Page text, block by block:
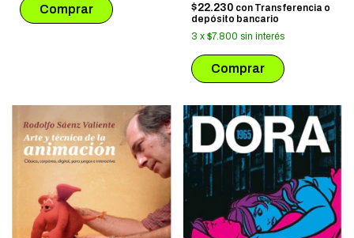
$22.230 con Transferencia o
depósito bancario
3 x $7.800 sin interés